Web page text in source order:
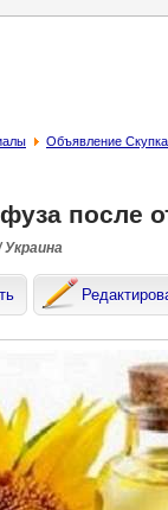
Объявление Скупка
после
Украина